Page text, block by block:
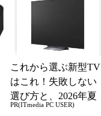
これから選ぶ新型TV
はこれ！失敗しない
選び方と、2026年夏
の一押しモデル
PR(ITmedia PC USER)